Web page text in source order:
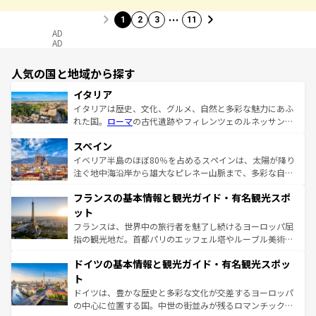
1 2 3 … 11
AD
AD
人気の国と地域から探す
イタリア
イタリアは歴史、文化、グルメ、自然と多彩な魅力にあふ
れた国。 ローマの古代遺跡やフィレンツェのルネッサンス
ろん、トスカーナの美しい田園風景やアマルフィ海岸の絶
景など、自然景観も見逃せない。観光の合間には、本場の
ピザやパスタなど、絶品のイタリア料理を堪能することも
ませてくれるイタリアで、忘れられない旅をしてみよう！
なお、新着のイタリア情報は
しい。
スペイン
イベリア半島のほぼ80％を占めるスペインは、太陽が降り
注ぐ地中海沿岸から雄大なピレネー山脈まで、多彩な自然
文化が根付くこの国では、情熱的なフラメンコ、熱気あふ
れる闘牛、そして美味しいタパスが生活の一部となってい
る。首都マドリードの洗練された雰囲気や、バルセロナの
アートに溢れた街角から、地方では古代ローマ遺跡や中世
せる。地方によって風土や気候が異なるスペインはその個
ンテンツ一覧 を参照してほしい。
フランスの基本情報と観光ガイド・有名観光スポ
ット
フランスは、世界中の旅行者を魅了し続けるヨーロッパ屈
指の観光地だ。首都パリのエッフェル塔やルーブル美術館
で、幅広い魅力が詰まっている。華麗な宮殿、歴史的な大
聖堂、美しいビーチ、そして豊かな自然が、訪れる者を心
から魅了する。また、フランスは美食の国としても知ら
れ、フランス料理はユネスコ無形文化遺産にも登録されて
ドイツの基本情報と観光ガイド・有名観光スポッ
ト
ドイツは、豊かな歴史と多彩な文化が交差するヨーロッパ
の中心に位置する国。中世の街並みが残るロマンチック街